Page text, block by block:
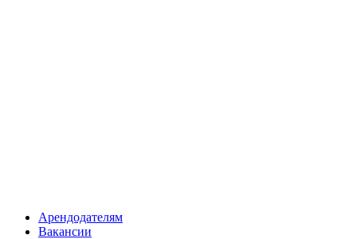
Арендодателям
Вакансии